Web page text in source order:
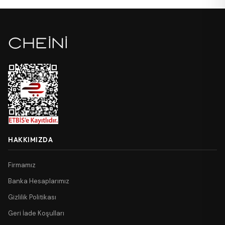
HAKKIMIZDA
Firmamız
Banka Hesaplarımız
Gizlilik Politikası
Geri İade Koşulları